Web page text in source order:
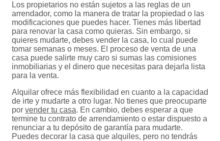
Los propietarios no están sujetos a las reglas de un
arrendador, como la manera de tratar la propiedad o las
modificaciones que puedes hacer. Tienes más libertad
para renovar la casa como quieras. Sin embargo, si
quieres mudarte, debes vender la casa, lo cual puede
tomar semanas o meses. El proceso de venta de una
casa puede salirte muy caro si sumas las comisiones
inmobiliarias y el dinero que necesitas para dejarla lista
para la venta.
Alquilar ofrece más flexibilidad en cuanto a la capacidad
de irte y mudarte a otro lugar. No tienes que preocuparte
por vender tu casa. En cambio, debes esperar a que
termine tu contrato de arrendamiento o estar dispuesto a
renunciar a tu depósito de garantía para mudarte.
Puedes decorar la casa que alquiles, pero no tendrás